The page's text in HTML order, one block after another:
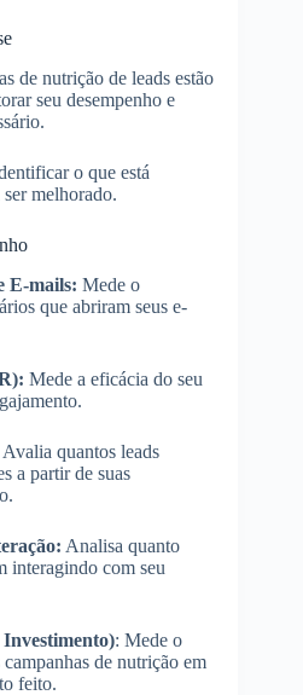
de nutrição de leads estão
seu desempenho e
o que está
melhorado.
E-mails: Mede o
que abriram seus e-
Mede a eficácia do seu
Avalia quantos leads
a partir de suas
Analisa quanto
interagindo com seu
: Mede o
de nutrição em
feito.